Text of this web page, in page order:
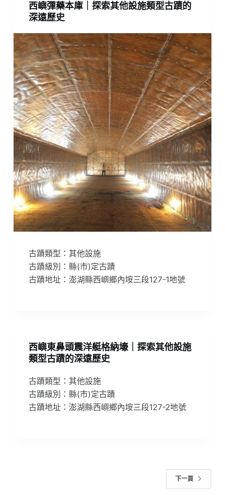
西嶼彈藥本庫｜探索其他設施類型古蹟的
深遠歷史
古蹟類型：其他設施
古蹟級別：縣(市)定古蹟
古蹟地址：澎湖縣西嶼鄉內垵三段127-1地號
西嶼東鼻頭震洋艇格納壕｜探索其他設施
類型古蹟的深遠歷史
古蹟類型：其他設施
古蹟級別：縣(市)定古蹟
古蹟地址：澎湖縣西嶼鄉內垵三段127-2地號
下一頁